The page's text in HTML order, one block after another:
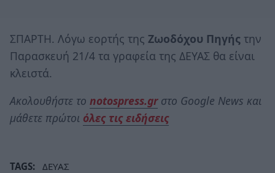
ΣΠΑΡΤΗ. Λόγω εορτής της Ζωοδόχου Πηγής την
Παρασκευή 21/4 τα γραφεία της ΔΕΥΑΣ θα είναι
κλειστά.
Ακολουθήστε το notospress.grστο Google News και
μάθετε πρώτοι όλες τις ειδήσεις
TAGS: ΔΕΥΑΣ